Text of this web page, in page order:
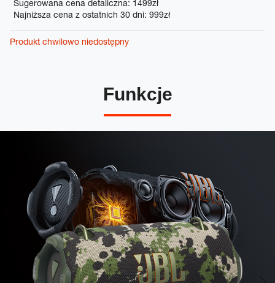
Promotions
Sugerowana cena detaliczna: 1499zł
Najniższa cena z ostatnich 30 dni: 999zł
Produkt chwilowo niedostępny
Funkcje